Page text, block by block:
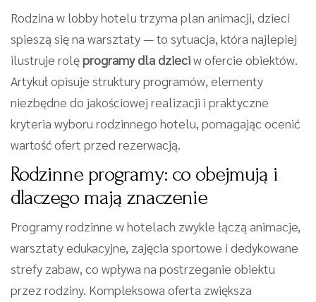
Rodzina w lobby hotelu trzyma plan animacji, dzieci
spieszą się na warsztaty — to sytuacja, która najlepiej
ilustruje rolęprogramy dla dzieciw ofercie obiektów.
Artykuł opisuje struktury programów, elementy
niezbędne do jakościowej realizacji i praktyczne
kryteria wyboru rodzinnego hotelu, pomagając ocenić
wartość ofert przed rezerwacją.
Rodzinne programy: co obejmują i
dlaczego mają znaczenie
Programy rodzinne w hotelach zwykle łączą animacje,
warsztaty edukacyjne, zajęcia sportowe i dedykowane
strefy zabaw, co wpływa na postrzeganie obiektu
przez rodziny. Kompleksowa oferta zwiększa